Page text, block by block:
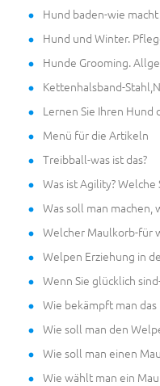
Hund baden-wie
Hund und Winter.
Hunde Grooming.
Kettenhalsband-
Lernen Sie Ihren
Menü für die Artikeln
Treibball-was ist das?
Was ist Agility?
Was soll man
Welcher Maulkorb-für
Welpen Erziehung in
Wenn Sie glücklich
Wie bekämpft man
Wie soll man den
Wie soll man einen
Wie wählt man ein